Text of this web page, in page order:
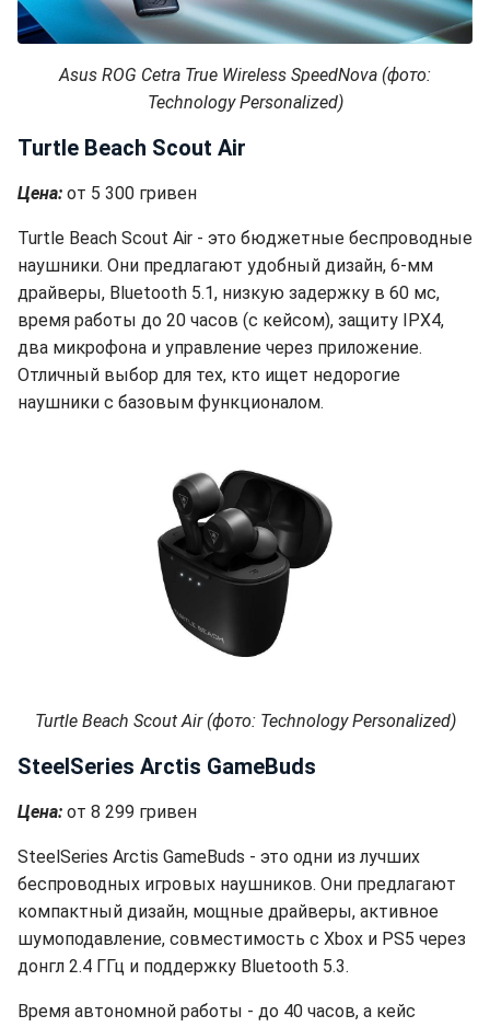
Asus ROG Cetra True Wireless SpeedNova (фото:
Technology Personalized)
Turtle Beach Scout Air
Цена: от 5 300 гривен
Turtle Beach Scout Air - это бюджетные беспроводные
наушники. Они предлагают удобный дизайн, 6-мм
драйверы, Bluetooth 5.1, низкую задержку в 60 мс,
время работы до 20 часов (с кейсом), защиту IPX4,
два микрофона и управление через приложение.
Отличный выбор для тех, кто ищет недорогие
наушники с базовым функционалом.
Turtle Beach Scout Air (фото: Technology Personalized)
SteelSeries Arctis GameBuds
Цена: от 8 299 гривен
SteelSeries Arctis GameBuds - это одни из лучших
беспроводных игровых наушников. Они предлагают
компактный дизайн, мощные драйверы, активное
шумоподавление, совместимость с Xbox и PS5 через
донгл 2.4 ГГц и поддержку Bluetooth 5.3.
Время автономной работы - до 40 часов, а кейс